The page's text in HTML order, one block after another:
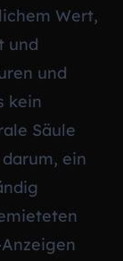
Wert,
und
und
kein
Säule
ein